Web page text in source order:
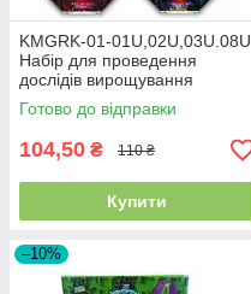
KMGRK-01-01U,02U,03U.08U
Набір для проведення
дослідів вирощування
кристалів GROWING
CRYSTAL тм Danko Toys
Готово до відправки
104,50 ₴ 110 ₴
Купити
–10%